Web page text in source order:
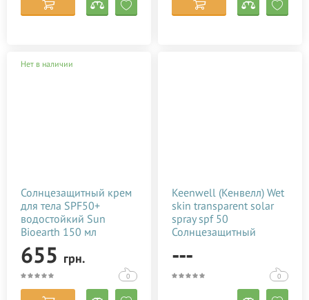
Нет в наличии
Солнцезащитный крем
для тела SPF50+
водостойкий Sun
Bioearth 150 мл
655 грн.
0
Keenwell (Кенвелл) Wet
skin transparent solar
spray spf 50
Солнцезащитный
SPF 50 200 мл
---
0